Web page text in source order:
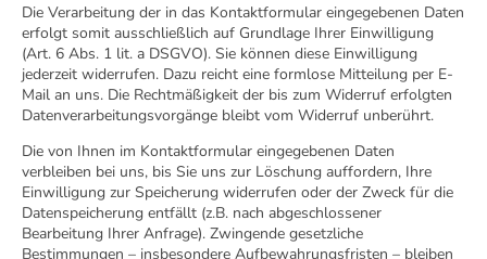
Die Verarbeitung der in das Kontaktformular eingegebenen Daten
erfolgt somit ausschließlich auf Grundlage Ihrer Einwilligung
(Art. 6 Abs. 1 lit. a DSGVO). Sie können diese Einwilligung
jederzeit widerrufen. Dazu reicht eine formlose Mitteilung per E-
Mail an uns. Die Rechtmäßigkeit der bis zum Widerruf erfolgten
Datenverarbeitungsvorgänge bleibt vom Widerruf unberührt.
Die von Ihnen im Kontaktformular eingegebenen Daten
verbleiben bei uns, bis Sie uns zur Löschung auffordern, Ihre
Einwilligung zur Speicherung widerrufen oder der Zweck für die
Datenspeicherung entfällt (z.B. nach abgeschlossener
Bearbeitung Ihrer Anfrage). Zwingende gesetzliche
Bestimmungen – insbesondere Aufbewahrungsfristen – bleiben